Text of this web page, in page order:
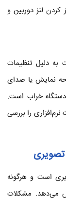
لنز دوربین و
دلیل تنظیمات
نمایش یا صدای
خراب است.
را بررسی
است و هرگونه
می‌دهد. مشکلات